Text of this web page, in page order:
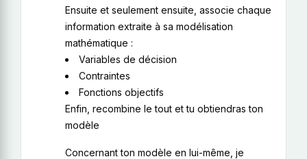
Ensuite et seulement ensuite, associe chaque
information extraite à sa modélisation
mathématique :
Variables de décision
Contraintes
Fonctions objectifs
Enfin, recombine le tout et tu obtiendras ton
modèle
Concernant ton modèle en lui-même, je